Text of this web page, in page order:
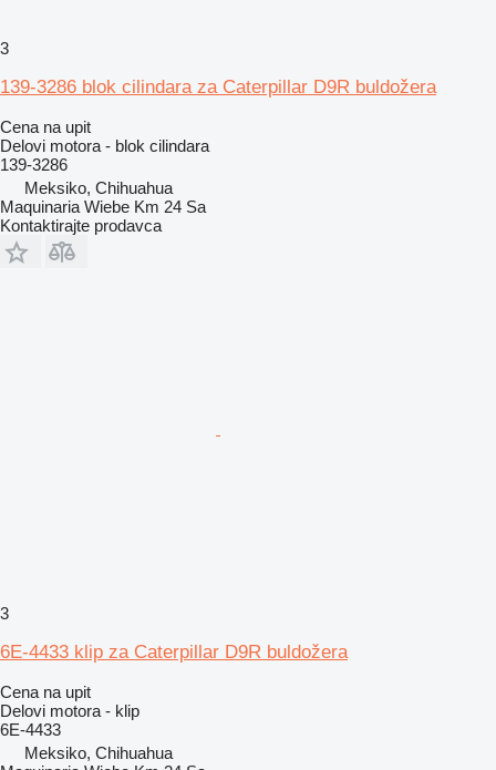
3
139-3286 blok cilindara za Caterpillar D9R buldožera
Cena na upit
Delovi motora - blok cilindara
139-3286
Meksiko, Chihuahua
Maquinaria Wiebe Km 24 Sa
Kontaktirajte prodavca
3
6E-4433 klip za Caterpillar D9R buldožera
Cena na upit
Delovi motora - klip
6E-4433
Meksiko, Chihuahua